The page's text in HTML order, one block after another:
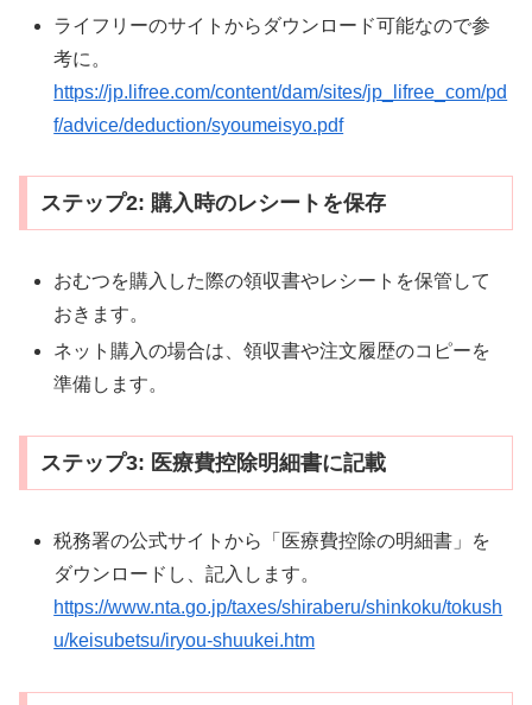
ライフリーのサイトからダウンロード可能なので参
考に。
https://jp.lifree.com/content/dam/sites/jp_lifree_com/pd
f/advice/deduction/syoumeisyo.pdf
ステップ2: 購入時のレシートを保存
おむつを購入した際の領収書やレシートを保管して
おきます。
ネット購入の場合は、領収書や注文履歴のコピーを
準備します。
ステップ3: 医療費控除明細書に記載
税務署の公式サイトから「医療費控除の明細書」を
ダウンロードし、記入します。
https://www.nta.go.jp/taxes/shiraberu/shinkoku/tokush
u/keisubetsu/iryou-shuukei.htm